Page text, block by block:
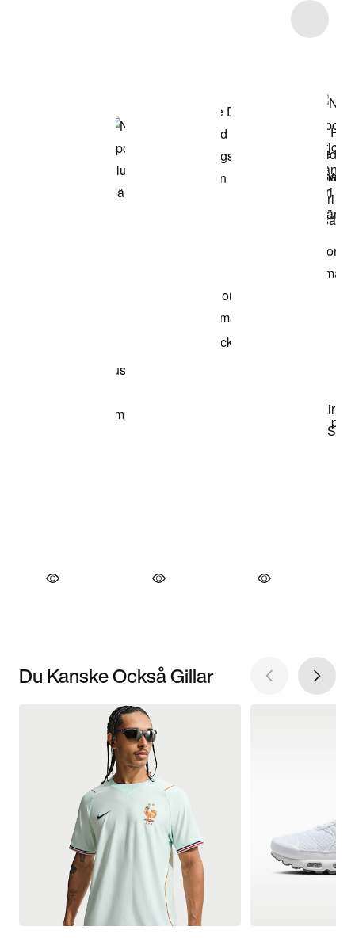
Du Kanske Också Gillar